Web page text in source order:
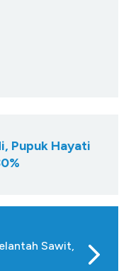
Pupuk Hayati
Sawit,